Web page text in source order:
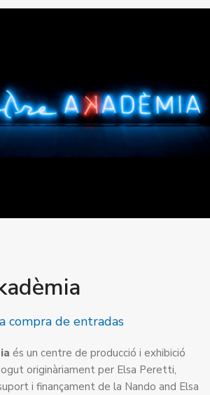
compra de entradas
és un centre de producció i exhibició
originàriament per Elsa Peretti,
i finançament de la Nando and Elsa